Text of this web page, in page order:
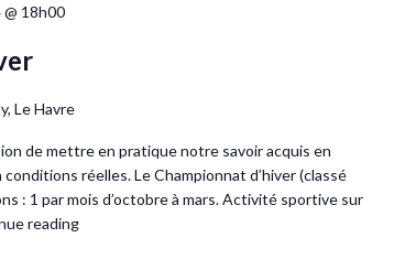
18h00
Le Havre
de mettre en pratique notre savoir acquis en
réelles. Le Championnat d’hiver (classé
: 1 par mois d’octobre à mars. Activité sportive sur
reading